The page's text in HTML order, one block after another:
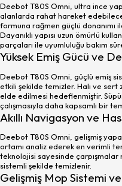
Deebot T80S Omni, ultra ince
alanlarda rahat hareket
formuna rağmen güçlü donanımı
Dayanıklı yapısı uzun ömürlü
parçaları ile uyumluluğu bakım
Yüksek Emiş Gücü ve
Deebot T80S Omni, güçlü emiş
etkili şekilde temizler. Halı ve
elde edilmesi hedeflenmiştir.
çalışmasıyla daha kapsamlı bir
Akıllı Navigasyon ve
Deebot T80S Omni, gelişmiş
ortamı analiz ederek en verimli
teknolojisi sayesinde çarpışmalar
sistemli şekilde temizlenir.
Gelişmiş Mop Sistemi